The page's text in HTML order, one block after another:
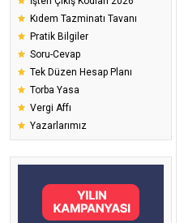
Kıdem Tazminatı Tavanı
Pratik Bilgiler
Soru-Cevap
Tek Düzen Hesap Planı
Torba Yasa
Vergi Affı
Yazarlarımız